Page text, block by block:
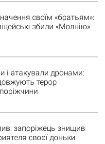
своїм «братьям»:
збили «Молнію»
і атакували дронами:
терор
запоріжець знищив
своєї доньки